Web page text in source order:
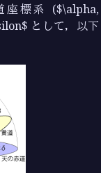
座標系 ($\alpha,
として，以下